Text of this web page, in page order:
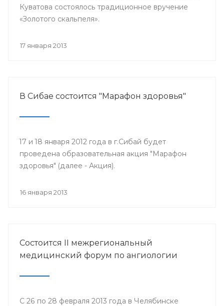
Куватова состоялось традиционное вручение
«Золотого скальпеля».
17 января 2013
В Сибае состоится "Марафон здоровья"
17 и 18 января 2012 года в г.Сибай будет
проведена образовательная акция "Марафон
здоровья" (далее - Акция).
16 января 2013
Состоится II межрегиональный
медицинский форум по ангиологии
С 26 по 28 февраля 2013 года в Челябинске